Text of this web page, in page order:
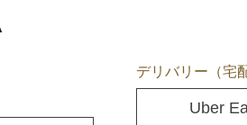
デリバリー（宅
Uber